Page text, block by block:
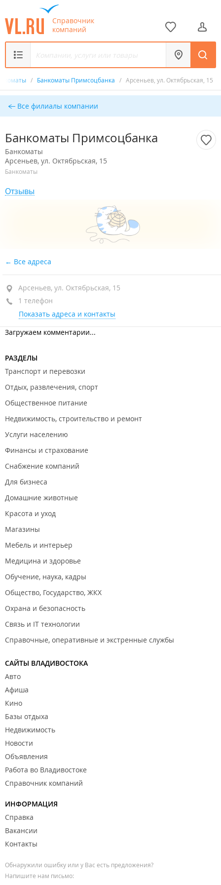
Справочник
компаний
/ Банкоматы Примсоцбанка / Арсеньев, ул. Октябрьская, 15
Все филиалы компании
Банкоматы Примсоцбанка
Банкоматы
Арсеньев, ул. Октябрьская, 15
Банкоматы
Отзывы
Все адреса
Арсеньев, ул. Октябрьская, 15
1 телефон
Показать адреса и контакты
Загружаем комментарии...
РАЗДЕЛЫ
Транспорт и перевозки
Отдых, развлечения, спорт
Общественное питание
Недвижимость, строительство и ремонт
Услуги населению
Финансы и страхование
Снабжение компаний
Для бизнеса
Домашние животные
Красота и уход
Магазины
Мебель и интерьер
Медицина и здоровье
Обучение, наука, кадры
Общество, Государство, ЖКХ
Охрана и безопасность
Связь и IT технологии
Справочные, оперативные и экстренные службы
САЙТЫ ВЛАДИВОСТОКА
Авто
Афиша
Кино
Базы отдыха
Недвижимость
Новости
Объявления
Работа во Владивостоке
Справочник компаний
ИНФОРМАЦИЯ
Справка
Вакансии
Контакты
Обнаружили ошибку или у Вас есть предложения?
Напишите нам письмо: